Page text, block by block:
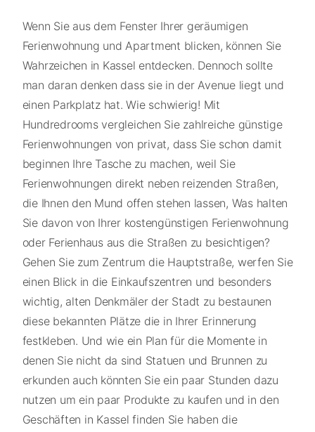
Wenn Sie aus dem Fenster Ihrer geräumigen
Ferienwohnung und Apartment blicken, können Sie
Wahrzeichen in Kassel entdecken. Dennoch sollte
man daran denken dass sie in der Avenue liegt und
einen Parkplatz hat. Wie schwierig! Mit
Hundredrooms vergleichen Sie zahlreiche günstige
Ferienwohnungen von privat, dass Sie schon damit
beginnen Ihre Tasche zu machen, weil Sie
Ferienwohnungen direkt neben reizenden Straßen,
die Ihnen den Mund offen stehen lassen, Was halten
Sie davon von Ihrer kostengünstigen Ferienwohnung
oder Ferienhaus aus die Straßen zu besichtigen?
Gehen Sie zum Zentrum die Hauptstraße, werfen Sie
einen Blick in die Einkaufszentren und besonders
wichtig, alten Denkmäler der Stadt zu bestaunen
diese bekannten Plätze die in Ihrer Erinnerung
festkleben. Und wie ein Plan für die Momente in
denen Sie nicht da sind Statuen und Brunnen zu
erkunden auch könnten Sie ein paar Stunden dazu
nutzen um ein paar Produkte zu kaufen und in den
Geschäften in Kassel finden Sie haben die